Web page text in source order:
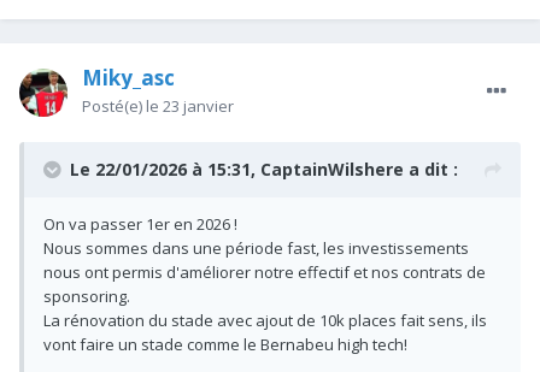
Miky_asc
Posté(e) le 23 janvier
Le 22/01/2026 à 15:31, CaptainWilshere a dit :
On va passer 1er en 2026 !
Nous sommes dans une période fast, les investissements
nous ont permis d'améliorer notre effectif et nos contrats de
sponsoring.
La rénovation du stade avec ajout de 10k places fait sens, ils
vont faire un stade comme le Bernabeu high tech!